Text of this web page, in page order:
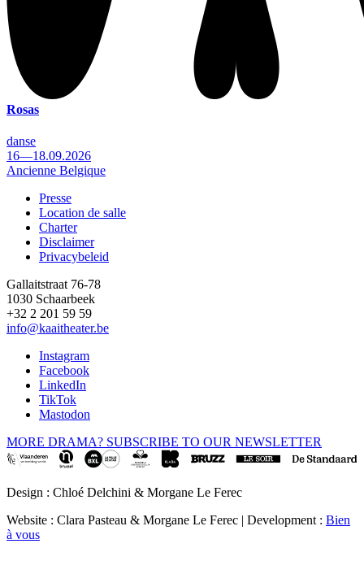
Rosas
danse
16—18.09.2026
Ancienne Belgique
Footer
Presse
Location de salle
Charter
Disclaimer
Privacybeleid
Gallaitstraat 76-78
1030 Schaarbeek
+32 2 201 59 59
info@kaaitheater.be
Instagram
Facebook
LinkedIn
TikTok
Mastodon
MORE DRAMA? SUBSCRIBE TO OUR NEWSLETTER
Design : Chloé Delchini & Morgane Le Ferec
Website : Clara Pasteau & Morgane Le Ferec | Development : Bien
à vous